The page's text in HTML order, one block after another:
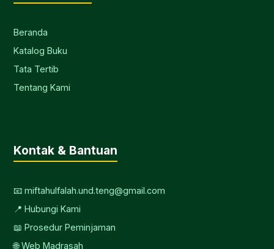
Beranda
Katalog Buku
Tata Tertib
Tentang Kami
Kontak & Bantuan
📧 miftahulfalah.und.teng@gmail.com
📍 Hubungi Kami
📖 Prosedur Peminjaman
🌐 Web Madrasah